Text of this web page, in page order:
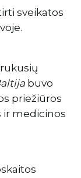
sveikatos
buvo
priežiūros
ir medicinos